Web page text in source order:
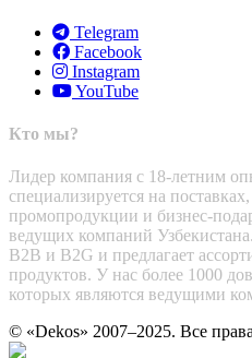
Telegram
Facebook
Instagram
YouTube
Кто мы?
Лидер компания с 18-летним
специализируется на
промопродукции и бизнес-
ведущих компаний
B2B и B2G и предлагает
продуктов. У нас более 1000
которых являются ведущими
© «Dekos» 2007–2025. Все